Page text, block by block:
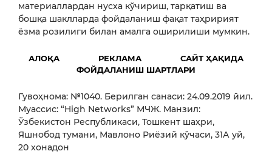
материаллардан нусха кўчириш, тарқатиш ва
бошқа шаклларда фойдаланиш фақат таҳририят
ёзма розилиги билан амалга оширилиши мумкин.
АЛОҚА РЕКЛАМА
САЙТ ҲАҚИДА
ФОЙДАЛАНИШ ШАРТЛАРИ
Гувоҳнома: №1040. Берилган санаси: 24.09.2019 йил.
Муассис: “High Networks” МЧЖ. Манзил:
Ўзбекистон Республикаси, Тошкент шаҳри,
Яшнобод тумани, Мавлоно Риёзий кўчаси, 31А уй,
20 хонадон